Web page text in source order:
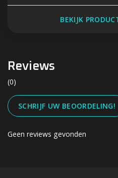
BEKIJK
Reviews
(0)
SCHRIJF UW BEOORDELING!
Geen reviews gevonden